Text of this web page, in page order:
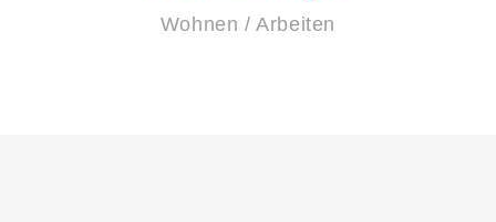
Wohnen / Arbeiten